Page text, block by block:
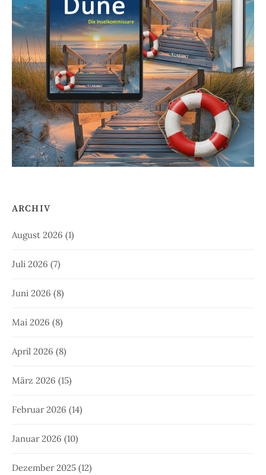
ARCHIV
August 2026 (1)
Juli 2026 (7)
Juni 2026 (8)
Mai 2026 (8)
April 2026 (8)
März 2026 (15)
Februar 2026 (14)
Januar 2026 (10)
Dezember 2025 (12)